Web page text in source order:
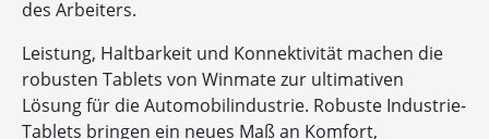
des Arbeiters.
Leistung, Haltbarkeit und Konnektivität machen die
robusten Tablets von Winmate zur ultimativen
Lösung für die Automobilindustrie. Robuste Industrie-
Tablets bringen ein neues Maß an Komfort,